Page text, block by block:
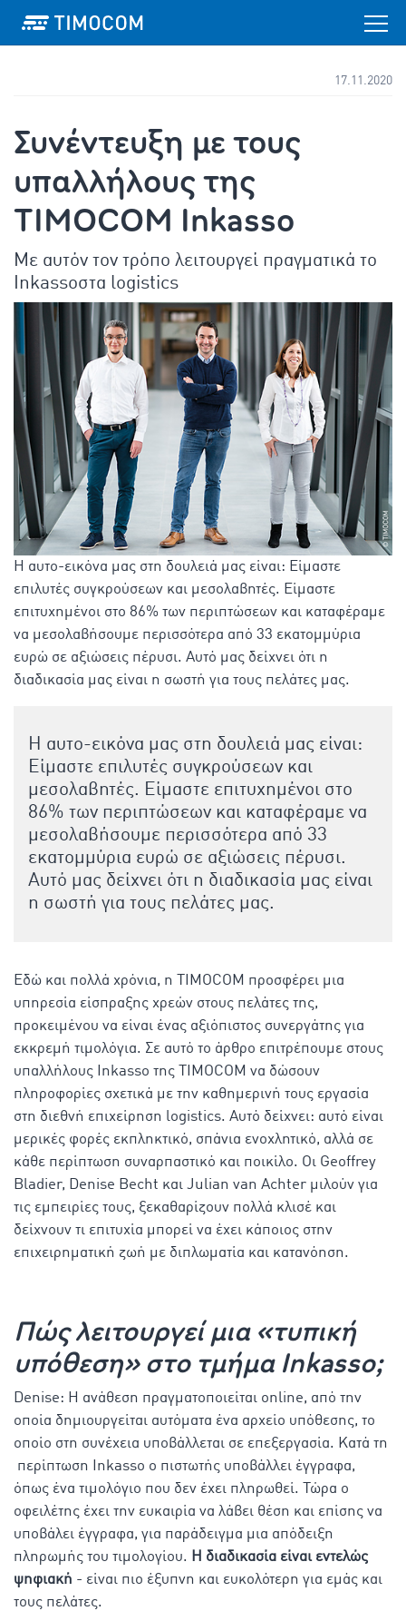
17.11.2020
Συνέντευξη με τους
υπαλλήλους της
TIMOCOM Inkasso
Με αυτόν τον τρόπο λειτουργεί πραγματικά το
Inkassoστα logistics
Η αυτο-εικόνα μας στη δουλειά μας είναι: Είμαστε
επιλυτές συγκρούσεων και μεσολαβητές. Είμαστε
επιτυχημένοι στο 86% των περιπτώσεων και καταφέραμε
να μεσολαβήσουμε περισσότερα από 33 εκατομμύρια
ευρώ σε αξιώσεις πέρυσι. Αυτό μας δείχνει ότι η
διαδικασία μας είναι η σωστή για τους πελάτες μας.
Η αυτο-εικόνα μας στη δουλειά μας είναι:
Είμαστε επιλυτές συγκρούσεων και
μεσολαβητές. Είμαστε επιτυχημένοι στο
86% των περιπτώσεων και καταφέραμε να
μεσολαβήσουμε περισσότερα από 33
εκατομμύρια ευρώ σε αξιώσεις πέρυσι.
Αυτό μας δείχνει ότι η διαδικασία μας είναι
η σωστή για τους πελάτες μας.
Εδώ και πολλά χρόνια, η TIMOCOM προσφέρει μια
υπηρεσία είσπραξης χρεών στους πελάτες της,
προκειμένου να είναι ένας αξιόπιστος συνεργάτης για
εκκρεμή τιμολόγια. Σε αυτό το άρθρο επιτρέπουμε στους
υπαλλήλους Inkasso της TIMOCOM να δώσουν
πληροφορίες σχετικά με την καθημερινή τους εργασία
στη διεθνή επιχείρηση logistics. Αυτό δείχνει: αυτό είναι
μερικές φορές εκπληκτικό, σπάνια ενοχλητικό, αλλά σε
κάθε περίπτωση συναρπαστικό και ποικίλο. Οι Geoffrey
Bladier, Denise Becht και Julian van Achter μιλούν για
τις εμπειρίες τους, ξεκαθαρίζουν πολλά κλισέ και
δείχνουν τι επιτυχία μπορεί να έχει κάποιος στην
επιχειρηματική ζωή με διπλωματία και κατανόηση.
Πώς λειτουργεί μια «τυπική
υπόθεση» στo τμήμα Inkasso;
Denise: Η ανάθεση πραγματοποιείται online, από την
οποία δημιουργείται αυτόματα ένα αρχείο υπόθεσης, το
οποίο στη συνέχεια υποβάλλεται σε επεξεργασία. Κατά τη
περίπτωση Inkasso ο πιστωτής υποβάλλει έγγραφα,
όπως ένα τιμολόγιο που δεν έχει πληρωθεί. Τώρα ο
οφειλέτης έχει την ευκαιρία να λάβει θέση και επίσης να
υποβάλει έγγραφα, για παράδειγμα μια απόδειξη
πληρωμής του τιμολογίου. Η διαδικασία είναι εντελώς
ψηφιακή - είναι πιο έξυπνη και ευκολότερη για εμάς και
τους πελάτες.